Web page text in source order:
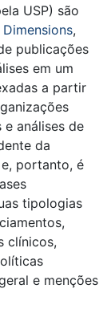
USP) são
Dimensions,
publicações
em um
a partir
análises de
da
portanto, é
tipologias
clínicos,
e menções